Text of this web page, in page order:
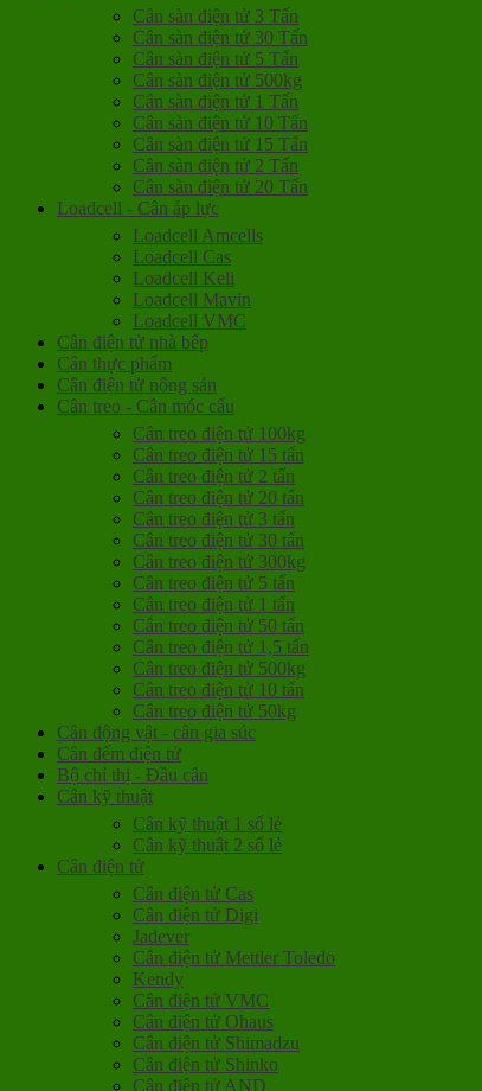
Cân sàn điện tử 3 Tấn
Cân sàn điện tử 30 Tấn
Cân sàn điện tử 5 Tấn
Cân sàn điện tử 500kg
Cân sàn điện tử 1 Tấn
Cân sàn điện tử 10 Tấn
Cân sàn điện tử 15 Tấn
Cân sàn điện tử 2 Tấn
Cân sàn điện tử 20 Tấn
Loadcell - Cân áp lực
Loadcell Amcells
Loadcell Cas
Loadcell Keli
Loadcell Mavin
Loadcell VMC
Cân điện tử nhà bếp
Cân thực phẩm
Cân điện tử nông sản
Cân treo - Cân móc cẩu
Cân treo điện tử 100kg
Cân treo điện tử 15 tấn
Cân treo điện tử 2 tấn
Cân treo điện tử 20 tấn
Cân treo điện tử 3 tấn
Cân treo điện tử 30 tấn
Cân treo điện tử 300kg
Cân treo điện tử 5 tấn
Cân treo điện tử 1 tấn
Cân treo điện tử 50 tấn
Cân treo điện tử 1,5 tấn
Cân treo điện tử 500kg
Cân treo điện tử 10 tấn
Cân treo điện tử 50kg
Cân động vật - cân gia súc
Cân đếm điện tử
Bộ chỉ thị - Đầu cân
Cân kỹ thuật
Cân kỹ thuật 1 số lẻ
Cân kỹ thuật 2 số lẻ
Cân điện tử
Cân điện tử Cas
Cân điện tử Digi
Jadever
Cân điện tử Mettler Toledo
Kendy
Cân điện tử VMC
Cân điện tử Ohaus
Cân điện tử Shimadzu
Cân điện tử Shinko
Cân điện tử AND